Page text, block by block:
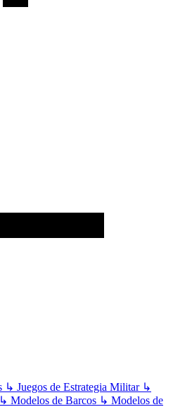
↳ Juegos de Estrategia Militar ↳
↳ Modelos de Barcos ↳ Modelos de